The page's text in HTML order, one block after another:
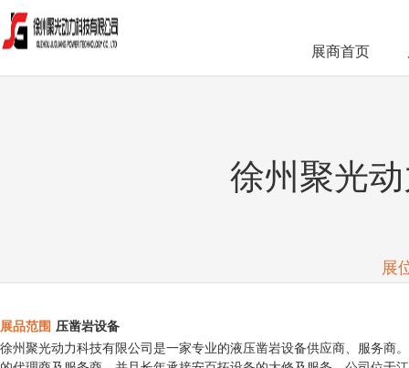
展商首页
徐州聚光
展
展品范围 压凿岩设备
徐州聚光动力科技有限公司是一家专业的液压凿岩设备供应商、服务商